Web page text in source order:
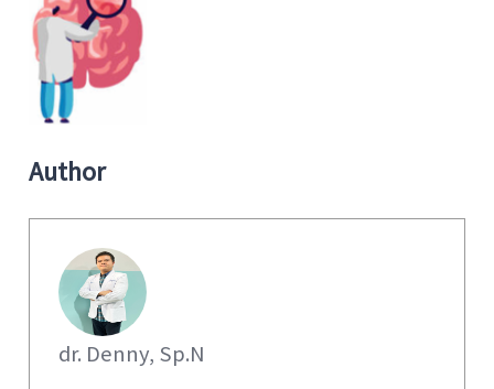
Author
dr. Denny, Sp.N